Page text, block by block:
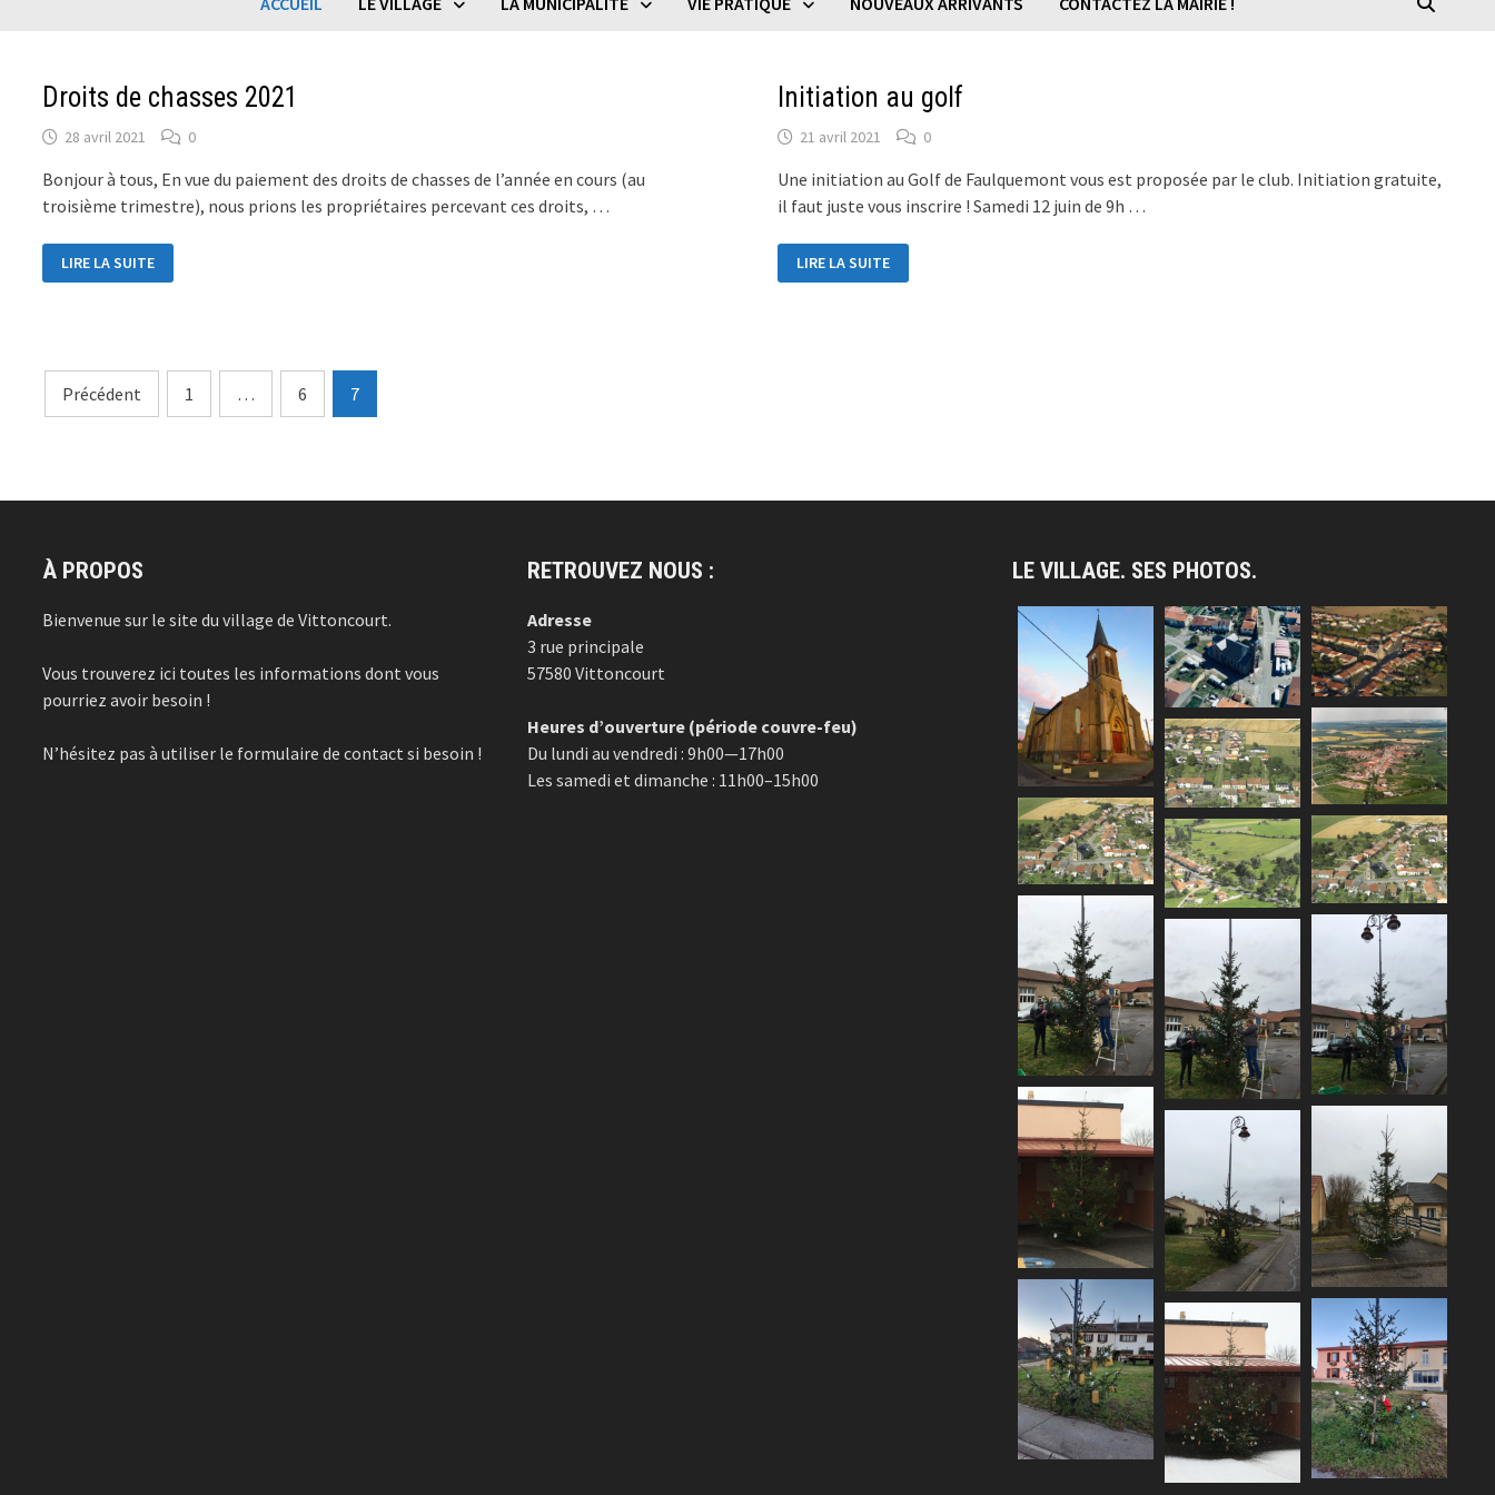
Droits de chasses 2021
28 avril 2021 0
Bonjour à tous, En vue du paiement des droits de chasses de l’année en cours (au
troisième trimestre), nous prions les propriétaires percevant ces droits, …
DROITS
DE
CHASSES
LIRE LA SUITE
Initiation au golf
21 avril 2021 0
Une initiation au Golf de Faulquemont vous est proposée par le club. Initiation gratuite,
il faut juste vous inscrire ! Samedi 12 juin de 9h …
INITIATION
AU
GOLF
LIRE LA SUITE
Pagination
Précédent 1 … 6 7
À PROPOS
Bienvenue sur le site du village de Vittoncourt.
Vous trouverez ici toutes les informations dont vous
pourriez avoir besoin !
N’hésitez pas à utiliser le formulaire de contact si besoin !
RETROUVEZ NOUS :
Adresse
3 rue principale
57580 Vittoncourt
Heures d’ouverture (période couvre-feu)
Du lundi au vendredi : 9h00—17h00
Les samedi et dimanche : 11h00–15h00
LE VILLAGE. SES PHOTOS.